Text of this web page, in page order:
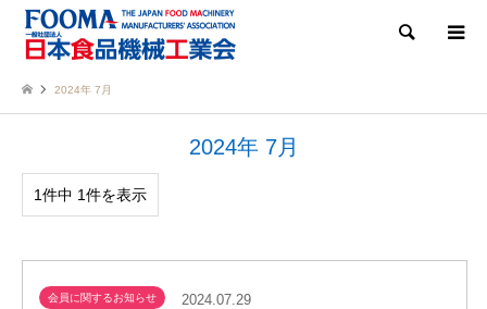
検索
2024年 7月
2024年 7月
1件中 1件を表示
会員に関するお知らせ 2024.07.29